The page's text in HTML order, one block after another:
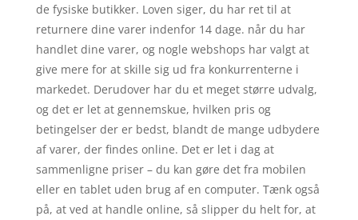
de fysiske butikker. Loven siger, du har ret til at
returnere dine varer indenfor 14 dage. når du har
handlet dine varer, og nogle webshops har valgt at
give mere for at skille sig ud fra konkurrenterne i
markedet. Derudover har du et meget større udvalg,
og det er let at gennemskue, hvilken pris og
betingelser der er bedst, blandt de mange udbydere
af varer, der findes online. Det er let i dag at
sammenligne priser – du kan gøre det fra mobilen
eller en tablet uden brug af en computer. Tænk også
på, at ved at handle online, så slipper du helt for, at